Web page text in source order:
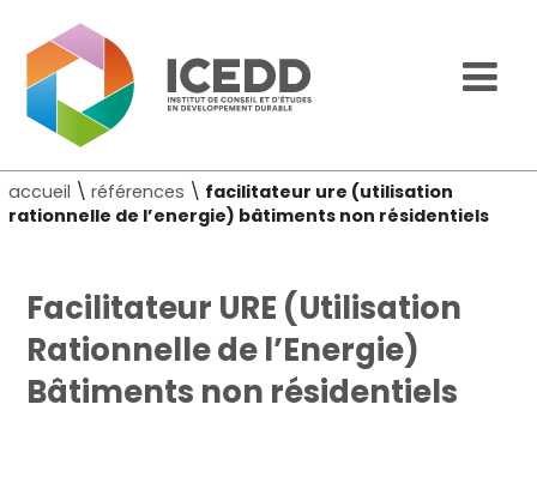
accueil \références \ facilitateur ure (utilisation
rationnelle de l’energie) bâtiments non résidentiels
Facilitateur URE (Utilisation
Rationnelle de l’Energie)
Bâtiments non résidentiels